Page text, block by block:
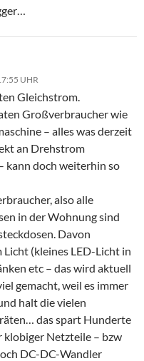
UHR
Gleichstrom.
Großverbraucher wie
– alles was derzeit
an Drehstrom
kann doch weiterhin so
also alle
in der Wohnung sind
Davon
(kleines LED-Licht in
etc – das wird aktuell
gemacht, weil es immer
halt die vielen
das spart Hunderte
klobiger Netzteile – bzw
DC-DC-Wandler